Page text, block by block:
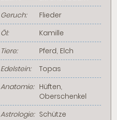
Geruch:
Flieder
Öl:
Kamille
Tiere:
Pferd, Elch
Edelstein:
Topas
Anatomie: Hüften,
Oberschenkel
Astrologie: Schütze